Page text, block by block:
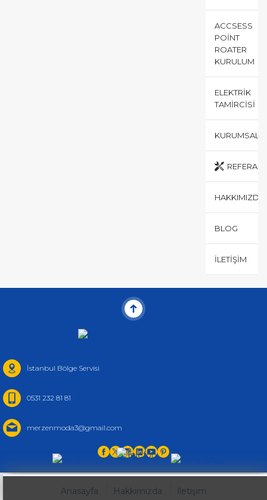
ACCSESS
POINT
ROATER
KURULUM
ELEKTRIK
TAMIRCISI
KURUMSAL
HAKKIMIZDA
BLOG
İLETIŞIM
İstanbul Bölge Servisi
0531 232 81 81
merzenmoda3@gmail.com
Anasayfa Hakkımızda İletişim